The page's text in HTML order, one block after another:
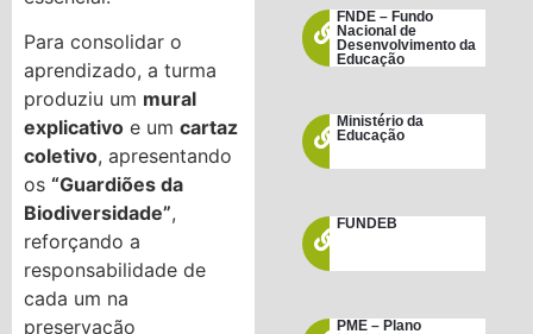
Para consolidar o
aprendizado, a turma
produziu um mural
explicativo e umcartaz
coletivo, apresentando
os“Guardiões da
Biodiversidade”,
reforçando a
responsabilidade de
cada um na
preservação
FNDE – Fundo
Nacional de
Desenvolvimento da
Educação
Ministério da
Educação
FUNDEB
PME – Plano